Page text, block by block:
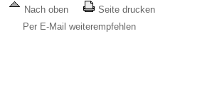
Nach oben
Seite drucken
Per E-Mail weiterempfehlen